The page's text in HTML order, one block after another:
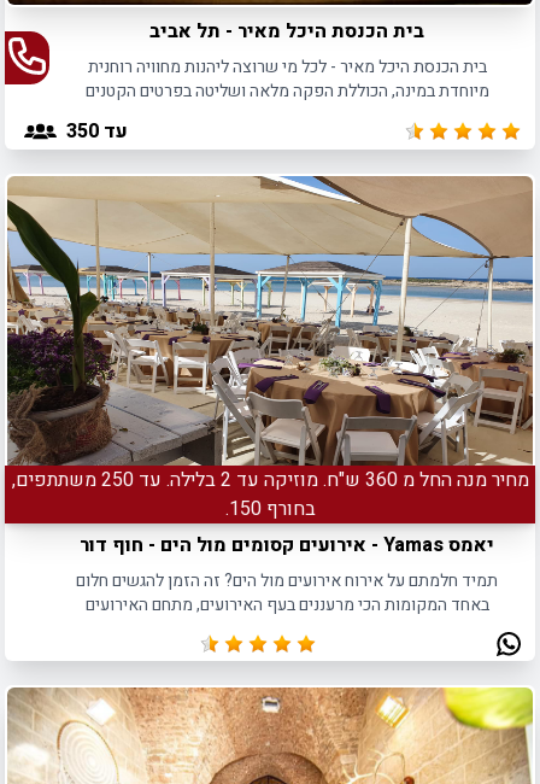
בית הכנסת היכל מאיר - תל אביב
בית הכנסת היכל מאיר - לכל מי שרוצה ליהנות מחוויה רוחנית
מיוחדת במינה, הכוללת הפקה מלאה ושליטה בפרטים הקטנים
עד 350
מחיר מנה החל מ 360 ש"ח. מוזיקה עד 2 בלילה. עד 250 משתתפים,
בחורף 150.
יאמס Yamas - אירועים קסומים מול הים - חוף דור
תמיד חלמתם על אירוח אירועים מול הים? זה הזמן להגשים חלום
באחד המקומות הכי מרעננים בעף האירועים, מתחם האירועים